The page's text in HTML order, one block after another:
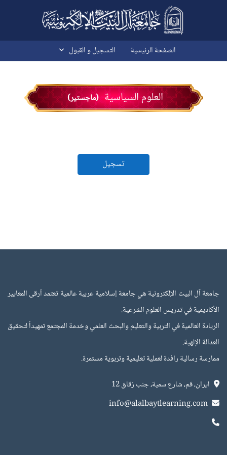
تخطى إلى المحتوى الرئيسي
الصفحة الرئيسية التسجیل و القبول
العلوم السیاسیة (ماجستير)
تسجيل
جامعة آل البيت الإلكترونية هي جامعة إسلامية عربية عالمية تعتمد أرقى المعايير
الأكاديمية في تدريس العلوم الشرعية.
اﻟﺮﻳﺎدة اﻟﻌﺎﻟﻤﻴﺔ في اﻟﺘﺮﺑﻴﺔ واﻟﺘﻌﻠﻴﻢ واﻟﺒﺤﺚ اﻟﻌﻠمي وﺧﺪﻣﺔ اﻟﻤﺠﺘﻤﻊ ﺗﻤﻬﻴﺪاً ﻟﺘﺤﻘﻴﻖ
اﻟﻌﺪاﻟﺔ اﻹﻟﻬﻴﺔ.
ﻣﻤﺎرﺳﺔ رﺳﺎﻟﻴﺔ راﻓﺪة ﻟﻌﻤﻠﻴﺔ ﺗﻌﻠﻴﻤﻴﺔ وﺗﺮﺑﻮﻳﺔ ﻣﺴﺘﻤﺮة.
ايران، قم، شارع سمية، جنب زقاق 12
info@alalbaytlearning.com